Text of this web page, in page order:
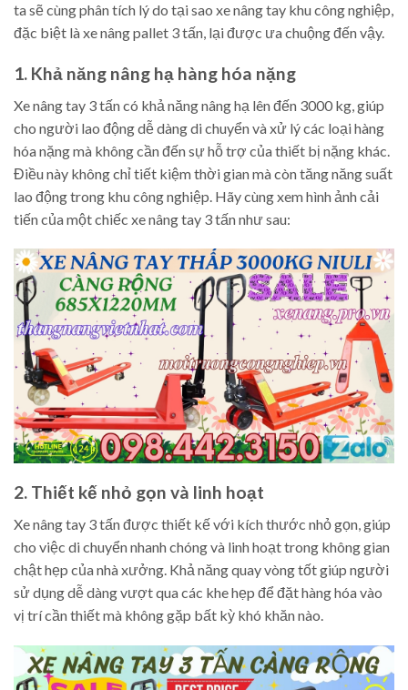
ta sẽ cùng phân tích lý do tại sao xe nâng tay khu công nghiệp,
đặc biệt là xe nâng pallet 3 tấn, lại được ưa chuộng đến vậy.
1. Khả năng nâng hạ hàng hóa nặng
Xe nâng tay 3 tấn có khả năng nâng hạ lên đến 3000 kg, giúp
cho người lao động dễ dàng di chuyển và xử lý các loại hàng
hóa nặng mà không cần đến sự hỗ trợ của thiết bị nặng khác.
Điều này không chỉ tiết kiệm thời gian mà còn tăng năng suất
lao động trong khu công nghiệp. Hãy cùng xem hình ảnh cải
tiến của một chiếc xe nâng tay 3 tấn như sau:
2. Thiết kế nhỏ gọn và linh hoạt
Xe nâng tay 3 tấn được thiết kế với kích thước nhỏ gọn, giúp
cho việc di chuyển nhanh chóng và linh hoạt trong không gian
chật hẹp của nhà xưởng. Khả năng quay vòng tốt giúp người
sử dụng dễ dàng vượt qua các khe hẹp để đặt hàng hóa vào
vị trí cần thiết mà không gặp bất kỳ khó khăn nào.